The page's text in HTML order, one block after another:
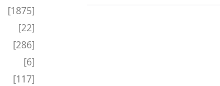
[1875]
[22]
[286]
[6]
[117]